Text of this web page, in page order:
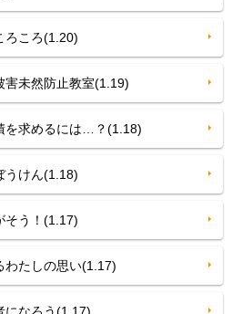
ころ(1.20)
未然防止教室(1.19)
求めるには…？(1.18)
けん(1.18)
う！(1.17)
たしの思い(1.17)